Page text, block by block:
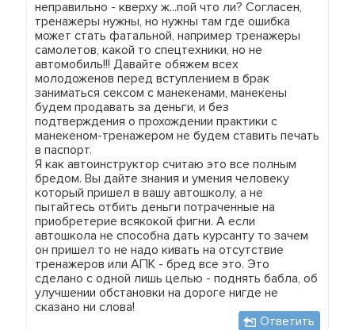
неправильно - кверху ж...пой что ли? Согласен,
тренажеры нужны, но нужны там где ошибка
может стать фатальной, например тренажеры
самолетов, какой то спецтехники, но не
автомобиль!!! Давайте обяжем всех
молодоженов перед вступлением в брак
заниматься сексом с манекенами, манекены
будем продавать за деньги, и без
подтверждения о прохождении практики с
манекеном-тренажером не будем ставить печать
в паспорт.
Я как автоинструктор считаю это все полным
бредом. Вы дайте знания и умения человеку
который пришел в вашу автошколу, а не
пытайтесь отбить деньги потраченные на
приобретерие всякокой фигни. А если
автошкола не способна дать курсанту то зачем
он пришел то не надо кивать на отсутствие
тренажеров или АПК - бред все это. Это
сделано с одной лишь целью - поднять бабла, об
улучшении обстановки на дороге нигде не
сказано ни слова!
Ответить